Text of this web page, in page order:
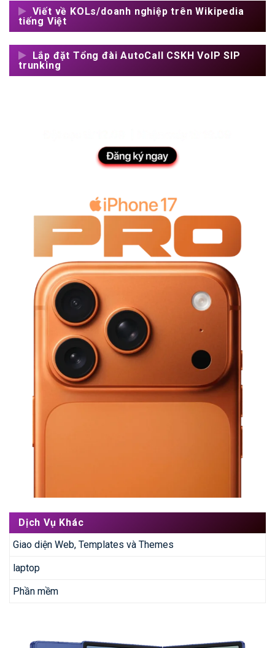
Viết về KOLs/doanh nghiệp trên Wikipedia
tiếng Việt
Lắp đặt Tổng đài AutoCall CSKH VoIP SIP
trunking
Dịch Vụ Khác
Giao diện Web, Templates và Themes
laptop
Phần mềm